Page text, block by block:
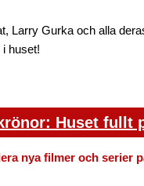
Larry Gurka och alla
huset!
Huset fullt
nya filmer och serier